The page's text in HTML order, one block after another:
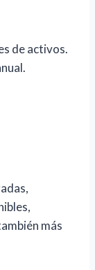
de activos.
más